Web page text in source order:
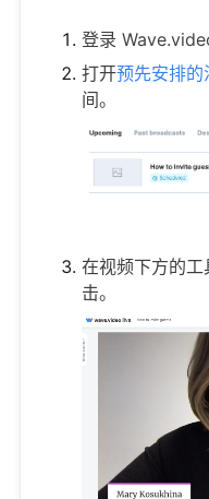
登录
打开预先安排的
间。
在视频下方的
击。